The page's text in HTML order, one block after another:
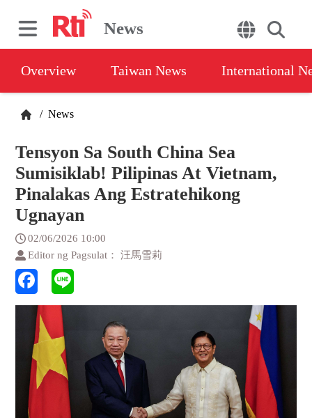
News
Overview Taiwan News International
/ News
Tensyon Sa South China Sea
Sumisiklab! Pilipinas At Vietnam,
Pinalakas Ang Estratehikong
Ugnayan
02/06/2026 10:00
Editor ng Pagsulat： 汪馬雪莉